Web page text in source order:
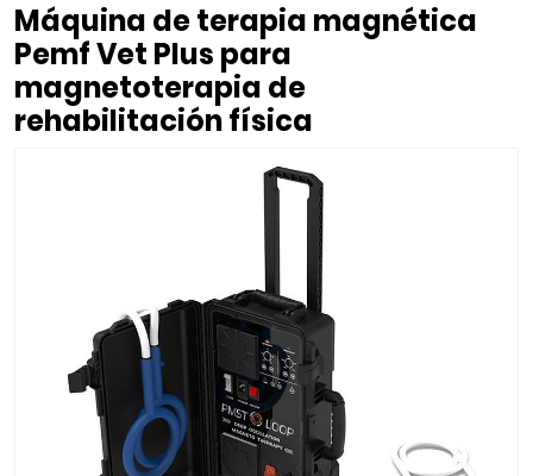
Máquina de terapia magnética
Pemf Vet Plus para
magnetoterapia de
rehabilitación física